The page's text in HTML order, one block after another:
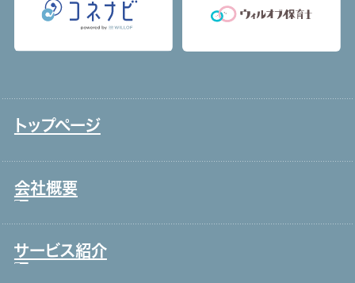
トップページ
会社概要
トップメッセージ
サービス紹介